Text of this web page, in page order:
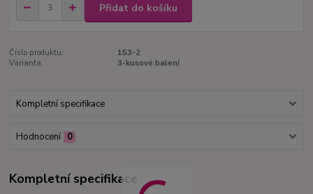
Přidat do košíku
Číslo produktu:
153-2
Varianta:
3-kusové balení
Kompletní specifikace
Hodnocení 0
Kompletní specifikace